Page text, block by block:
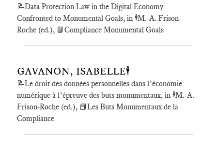
📝Data Protection Law in the Digital Economy
Confronted to Monumental Goals, in 🕴️M.-A. Frison-
Roche (ed.), 📘Compliance Monumental Goals
GAVANON, ISABELLE🕴️
📝Le droit des données personnelles dans l’économie
numérique à l’épreuve des buts monumentaux, in 🕴️M.-A.
Frison-Roche (ed.), 📕Les Buts Monumentaux de la
Compliance